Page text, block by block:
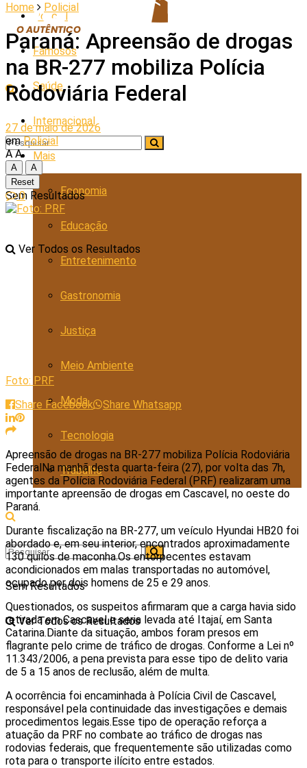
Policial
Famosos
Saúde
Internacional
Mais
Economia
Educação
Entretenimento
Gastronomia
Justiça
Meio Ambiente
Moda
Tecnologia
Trabalho
Sem Resultados
Ver Todos os Resultados
Sem Resultados
Ver Todos os Resultados
Home Policial
Paraná: Apreensão de drogas
na BR-277 mobiliza Polícia
Rodoviária Federal
27 de maio de 2026
em Policial
A A
A
A
Reset
0
Foto: PRF
Share Facebook
Share Whatsapp
Apreensão de drogas na BR-277 mobiliza Polícia Rodoviária
FederalNa manhã desta quarta-feira (27), por volta das 7h,
agentes da Polícia Rodoviária Federal (PRF) realizaram uma
importante apreensão de drogas em Cascavel, no oeste do
Paraná.
Durante fiscalização na BR-277, um veículo Hyundai HB20 foi
abordado e, em seu interior, encontrados aproximadamente
130 quilos de maconha.Os entorpecentes estavam
acondicionados em malas transportadas no automóvel,
ocupado por dois homens de 25 e 29 anos.
Questionados, os suspeitos afirmaram que a carga havia sido
retirada em Cascavel e seria levada até Itajaí, em Santa
Catarina.Diante da situação, ambos foram presos em
flagrante pelo crime de tráfico de drogas. Conforme a Lei nº
11.343/2006, a pena prevista para esse tipo de delito varia
de 5 a 15 anos de reclusão, além de multa.
A ocorrência foi encaminhada à Polícia Civil de Cascavel,
responsável pela continuidade das investigações e demais
procedimentos legais.Esse tipo de operação reforça a
atuação da PRF no combate ao tráfico de drogas nas
rodovias federais, que frequentemente são utilizadas como
rota para o transporte ilícito entre estados.